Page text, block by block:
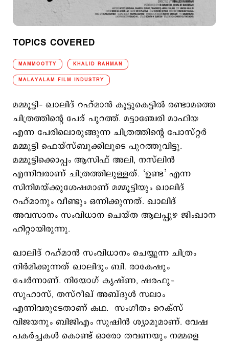
TOPICS COVERED
MAMMOOTTY KHALID RAHMAN
MALAYALAM FILM INDUSTRY
മമ്മൂട്ടി– ഖാലിദ് റഹ്മാന്‍ കൂട്ടുകെട്ടില്‍ രണ്ടാമത്തെ
ചിത്രത്തിന്‍റെ പേര് പുറത്ത്. മട്ടാഞ്ചേരി മാഫിയ
എന്ന പേരിലൊരുങ്ങുന്ന ചിത്രത്തിന്‍റെ പോസ്റ്റര്‍
മമ്മൂട്ടി ഫെയ്സ്ബുക്കിലൂടെ പുറത്തുവിട്ടു.
മമ്മൂട്ടിക്കൊപ്പം ആസിഫ് അലി, നസ്‍ലിന്‍
എന്നിവരാണ് ചിത്രത്തിലുള്ളത്. ‘ഉണ്ട’ എന്ന
സിനിമയ്ക്കുശേഷമാണ് മമ്മൂട്ടിയും ഖാലിദ്
റഹ്മാനും വീണ്ടും ഒന്നിക്കുന്നത്. ഖാലിദ്
അവസാനം സംവിധാന ചെയ്ത ആലപ്പുഴ ജിംഖാന
ഹിറ്റായിരുന്നു.
ഖാലിദ് റഹ്മാന്‍ സംവിധാനം ചെയ്യുന്ന ചിത്രം
നിര്‍മിക്കുന്നത് ഖാലിദും ബി. രാകേഷും
ചേര്‍ന്നാണ്. നിയോഗ് കൃഷ്ണ, ഷരഫു–
സുഹാസ്, തസ്റീഖ് അബ്ദുള്‍ സലാം
എന്നിവരുടേതാണ് കഥ. സംഗീതം റെക്സ്
വിജയനും ബിജിഎം സുഷിന്‍ ശ്യാമുമാണ്. വേഷ
പകർച്ചകൾ കൊണ്ട് ഓരോ തവണയും നമ്മളെ